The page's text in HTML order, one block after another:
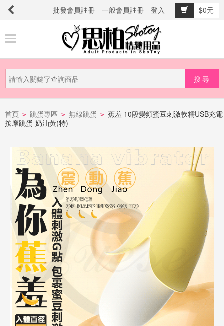
批發會員註冊 一般會員註冊 登入
$0元
品
新
品
上
詐
電
首頁 > 跳蛋專區 > 無線跳蛋 > 蕉羞 10段變頻蜜豆刺激軟糯USB充電
按摩跳蛋-奶油黃(特)